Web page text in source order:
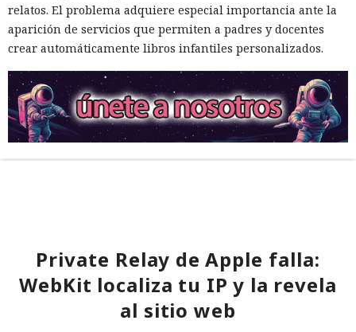
relatos. El problema adquiere especial importancia ante la
aparición de servicios que permiten a padres y docentes
crear automáticamente libros infantiles personalizados.
Private Relay de Apple falla:
WebKit localiza tu IP y la revela
al sitio web